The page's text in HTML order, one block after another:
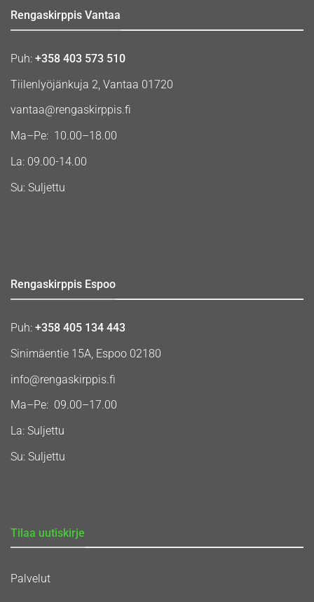
Rengaskirppis Vantaa
Puh: +358 403 573 510
Tiilenlyöjänkuja 2, Vantaa 01720
vantaa@rengaskirppis.fi
Ma–Pe: 10.00–18.00
La: 09.00-14.00
Su: Suljettu
Rengaskirppis Espoo
Puh: +358 405 134 443
Sinimäentie 15A, Espoo 02180
info@rengaskirppis.fi
Ma–Pe: 09.00–17.00
La: Suljettu
Su: Suljettu
Tilaa uutiskirje
Palvelut